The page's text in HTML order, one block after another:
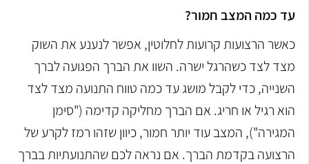
עד כמה המצב חמור?
כאשר הרצועות קרועות לחלוטין, אפשר לנענע את השוק
מצד לצד כשהרגל ישרה. השוו את הברך הפגועה לברך
השנייה, כדי לקבל מושג עד כמה טווח התנועה מצד לצד
הוא רגיל או חריג. אם הברך מחליקה קדימה ("סימן
המגירה"), המצב עוד יותר חמור, כיוון שזהו רמז לקרע של
הרצועה בקדמת הברך. אם נראה לכם שהתנועתיות בברך